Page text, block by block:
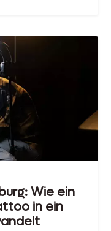
Wie ein
in ein